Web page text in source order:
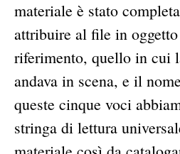
materiale è stato
attribuire al file in
riferimento, quello in cui
andava in scena, e il
queste cinque voci
stringa di lettura